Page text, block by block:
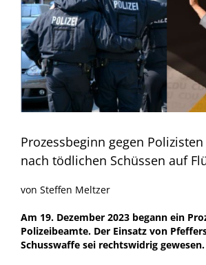
Bild
Prozessbeginn gegen
nach tödlichen Schüssen auf
von Steffen Meltzer
Am 19. Dezember 2023 begann ein
Polizeibeamte. Der Einsatz von
Schusswaffe sei rechtswidrig gewesen.